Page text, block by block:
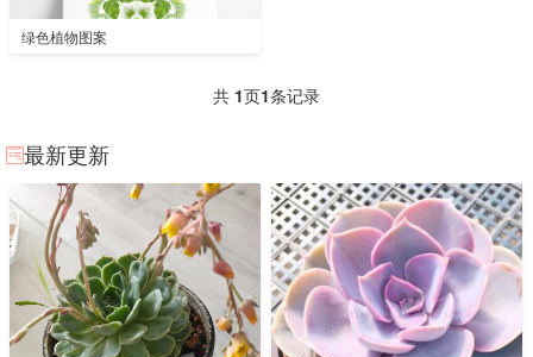
绿色植物图案
共 1页1条记录
最新更新